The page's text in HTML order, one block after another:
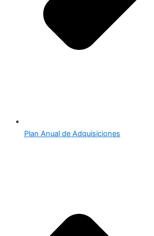
Plan Anual de Adquisiciones